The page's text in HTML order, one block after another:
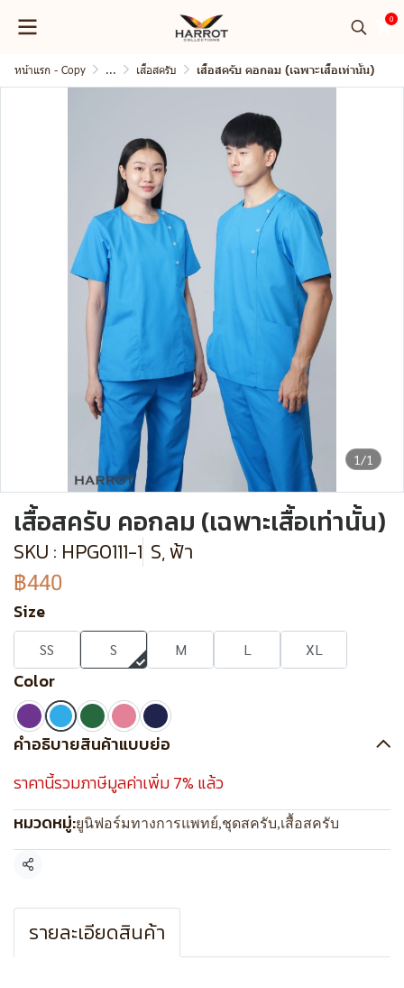
0
หน้าแรก - Copy ... เสื้อสครับ เสื้อสครับ คอกลม (เฉพาะเสื้อเท่านั้น)
1/1
เสื้อสครับ คอกลม (เฉพาะเสื้อเท่านั้น)
SKU : HPG0111-1 S, ฟ้า
฿440
Size
SS S M L XL
Color
คำอธิบายสินค้าแบบย่อ
ราคานี้รวมภาษีมูลค่าเพิ่ม 7% แล้ว
หมวดหมู่:ยูนิฟอร์มทางการแพทย์,ชุดสครับ,เสื้อสครับ
แชร์
รายละเอียดสินค้า